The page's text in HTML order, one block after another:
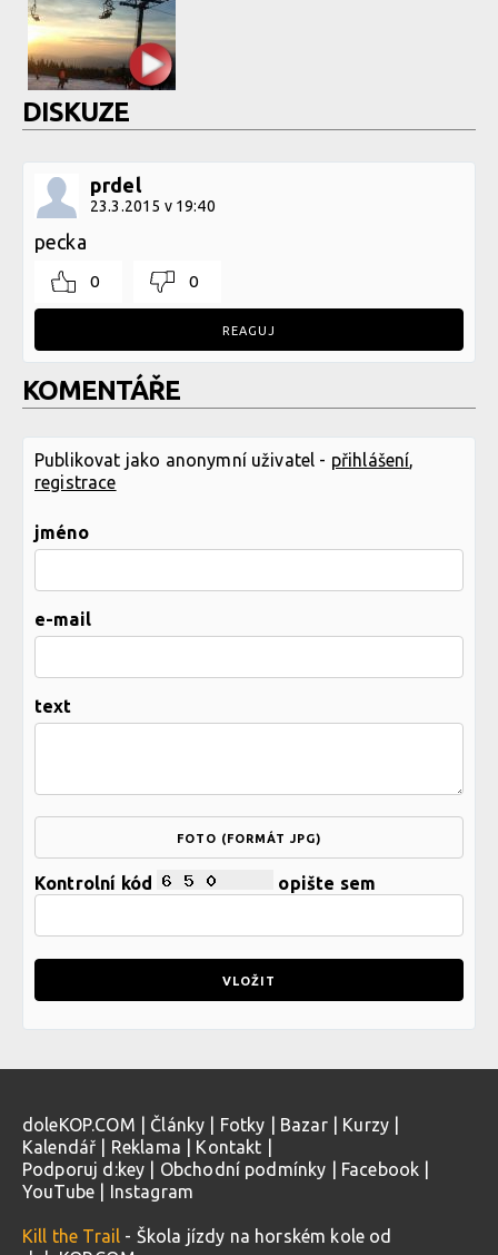
DISKUZE
prdel
23.3.2015 v 19:40
pecka
0 0
REAGUJ
KOMENTÁŘE
Publikovat jako anonymní uživatel - přihlášení
registrace
jméno
e-mail
text
FOTO (FORMÁT JPG)
Kontrolní kód opište sem
doleKOP.COM Články Fotky Bazar| Kurzy
Kalendář
Reklama Kontakt
Podporuj d:key
Obchodní podmínky Facebook
YouTube
Instagram
Kill the Trail - Škola jízdy na horském kole od